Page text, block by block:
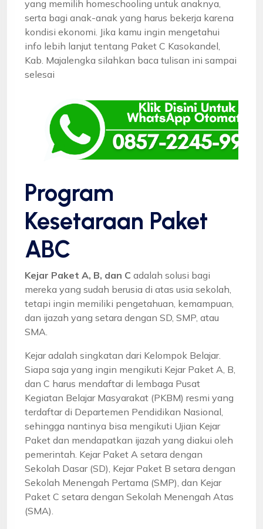
yang memilih homeschooling untuk anaknya,
serta bagi anak-anak yang harus bekerja karena
kondisi ekonomi. Jika kamu ingin mengetahui
info lebih lanjut tentang Paket C Kasokandel,
Kab. Majalengka silahkan baca tulisan ini sampai
selesai
Program
Kesetaraan Paket
ABC
Kejar Paket A, B, dan C adalah solusi bagi
mereka yang sudah berusia di atas usia sekolah,
tetapi ingin memiliki pengetahuan, kemampuan,
dan ijazah yang setara dengan SD, SMP, atau
SMA.
Kejar adalah singkatan dari Kelompok Belajar.
Siapa saja yang ingin mengikuti Kejar Paket A, B,
dan C harus mendaftar di lembaga Pusat
Kegiatan Belajar Masyarakat (PKBM) resmi yang
terdaftar di Departemen Pendidikan Nasional,
sehingga nantinya bisa mengikuti Ujian Kejar
Paket dan mendapatkan ijazah yang diakui oleh
pemerintah. Kejar Paket A setara dengan
Sekolah Dasar (SD), Kejar Paket B setara dengan
Sekolah Menengah Pertama (SMP), dan Kejar
Paket C setara dengan Sekolah Menengah Atas
(SMA).